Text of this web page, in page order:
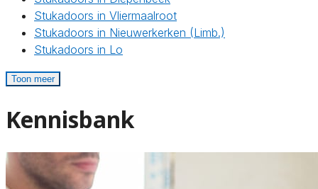
Stukadoors in Vliermaalroot
Stukadoors in Nieuwerkerken (Limb.)
Stukadoors in Lo
Toon meer
Kennisbank